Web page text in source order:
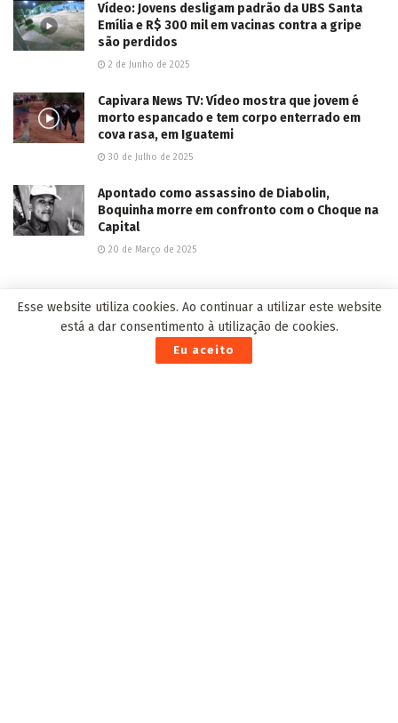
Vídeo: Jovens desligam padrão da UBS Santa
Emília e R$ 300 mil em vacinas contra a gripe
são perdidos
2 de Junho de 2025
Capivara News TV: Vídeo mostra que jovem é
morto espancado e tem corpo enterrado em
cova rasa, em Iguatemi
30 de Julho de 2025
Apontado como assassino de Diabolin,
Boquinha morre em confronto com o Choque na
Capital
20 de Março de 2025
EDITOR'S PICK
Esse website utiliza cookies. Ao continuar a utilizar este website
está a dar consentimento à utilização de cookies.
Eu aceito